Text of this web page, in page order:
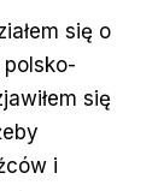
się o
się
i